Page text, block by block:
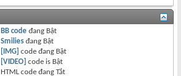
BB code đang Bật
Smilies đang Bật
[IMG] code đang Bật
[VIDEO] code is Bật
HTML code đangTắt